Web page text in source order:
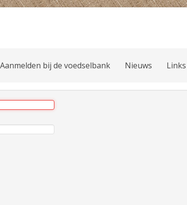
Aanmelden bij de voedselbank Nieuws Links